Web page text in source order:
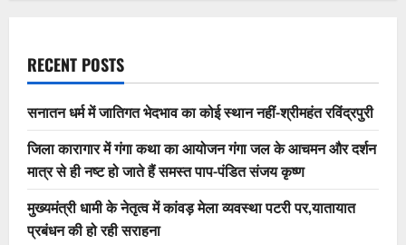
RECENT POSTS
सनातन धर्म में जातिगत भेदभाव का कोई स्थान नहीं-श्रीमहंत रविंद्रपुरी
जिला कारागार में गंगा कथा का आयोजन गंगा जल के आचमन और दर्शन
मात्र से ही नष्ट हो जाते हैं समस्त पाप-पंडित संजय कृष्ण
मुख्यमंत्री धामी के नेतृत्व में कांवड़ मेला व्यवस्था पटरी पर,यातायात
प्रबंधन की हो रही सराहना